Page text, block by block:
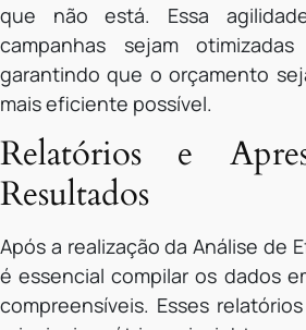
que não está. Essa
campanhas sejam otimizadas
garantindo que o orçamento
mais eficiente possível.
Relatórios e
Resultados
Após a realização da Análise de
é essencial compilar os dados
compreensíveis. Esses